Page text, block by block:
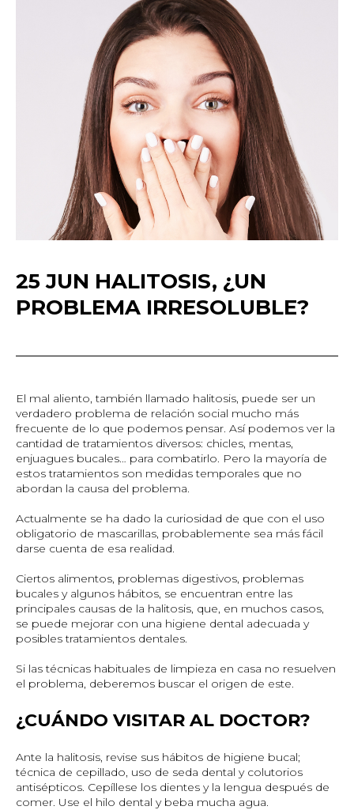
25 JUN HALITOSIS, ¿UN
PROBLEMA IRRESOLUBLE?
El mal aliento, también llamado halitosis, puede ser un
verdadero problema de relación social mucho más
frecuente de lo que podemos pensar. Así podemos ver la
cantidad de tratamientos diversos: chicles, mentas,
enjuagues bucales… para combatirlo. Pero la mayoría de
estos tratamientos son medidas temporales que no
abordan la causa del problema.
Actualmente se ha dado la curiosidad de que con el uso
obligatorio de mascarillas, probablemente sea más fácil
darse cuenta de esa realidad.
Ciertos alimentos, problemas digestivos, problemas
bucales y algunos hábitos, se encuentran entre las
principales causas de la halitosis, que, en muchos casos,
se puede mejorar con una higiene dental adecuada y
posibles tratamientos dentales.
Si las técnicas habituales de limpieza en casa no resuelven
el problema, deberemos buscar el origen de este.
¿CUÁNDO VISITAR AL DOCTOR?
Ante la halitosis, revise sus hábitos de higiene bucal;
técnica de cepillado, uso de seda dental y colutorios
antisépticos. Cepíllese los dientes y la lengua después de
comer. Use el hilo dental y beba mucha agua.